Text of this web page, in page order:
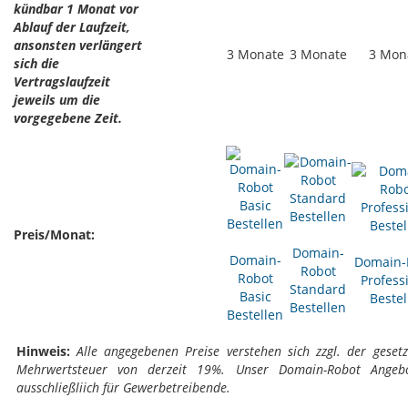
kündbar 1 Monat vor
Ablauf der Laufzeit,
ansonsten verlängert
sich die
Vertragslaufzeit
jeweils um die
vorgegebene Zeit.
3 Monate 3 Monate 3
Preis/Monat:
Domain-
Robot
Basic
Bestellen
Domain-
Robot
Standard
Bestellen
Hinweis: Alle angegebenen Preise verstehen sich zzgl. der
Mehrwertsteuer von derzeit 19%. Unser Domain-Robot
ausschließliich für Gewerbetreibende.